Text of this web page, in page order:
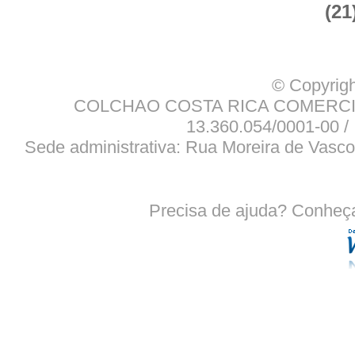
©
COLCHAO COSTA RICA
13.360.054/0001-00
Sede administrativa: Rua Moreira de
Precisa de ajuda?